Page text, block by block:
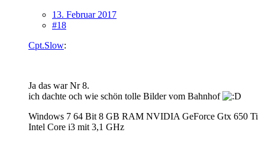
13. Februar 2017
#18
Cpt.Slow:
Ja das war Nr 8.
ich dachte och wie schön tolle Bilder vom Bahnhof
Windows 7 64 Bit 8 GB RAM NVIDIA GeForce Gtx 650 Ti
Intel Core i3 mit 3,1 GHz